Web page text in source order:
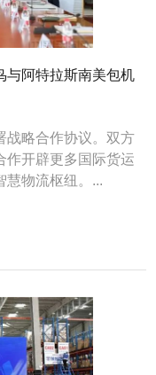
与阿特拉斯南美包机
战略合作协议。双方
作开辟更多国际货运
慧物流枢纽。...